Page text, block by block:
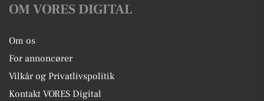
OM VORES DIGITAL
Om os
For annoncører
Vilkår og Privatlivspolitik
Kontakt VORES Digital